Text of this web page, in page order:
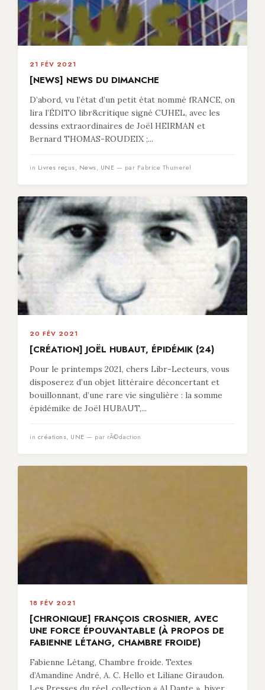
21 FÉV 2021
[NEWS] NEWS DU DIMANCHE
D’abord, vu l’état d’un petit état nommé fRANCE, on
lira l’ÉDITO libr&critique signé CUHEL, avec les
dessins extraordinaires de Joël HEIRMAN et
Bernard THOMAS-ROUDEIX ;...
in Livres reçus, News, UNE — par Fabrice Thumerel
20 FÉV 2021
[CRÉATION] JOËL HUBAUT, ÉPIDÉMIK (24)
Pour le printemps 2021, chers Libr-Lecteurs, vous
disposerez d’un objet littéraire déconcertant et
bouillonnant, d’une rare vie singulière : la somme
épidémike de Joël HUBAUT,...
in créations, UNE — par rÃ©daction
18 FÉV 2021
[CHRONIQUE] FRANÇOIS CROSNIER, AVEC
UNE FORCE ÉPOUVANTABLE (À PROPOS DE
FABIENNE LÉTANG, CHAMBRE FROIDE)
Fabienne Létang, Chambre froide. Textes
d’Amandine André, A. C. Hello et Liliane Giraudon.